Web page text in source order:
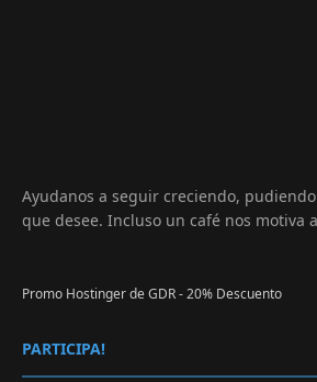
Ayudanos a seguir creciendo,
que desee. Incluso un café nos motiva
Promo Hostinger de GDR - 20% Descuento
PARTICIPA!